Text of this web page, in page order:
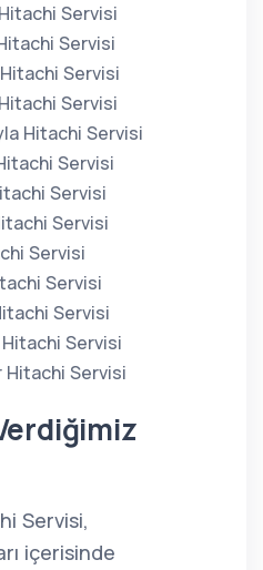
Servisi
Servisi
Hitachi Servisi
Servisi
Hitachi Servisi
Servisi
Servisi
Servisi
Servisi
Servisi
Servisi
Servisi
Hitachi Servisi
Servisi,
içerisinde